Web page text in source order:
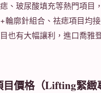
、玻尿酸填充等熱門項目
輪廓針組合、祛痣項目均
也有大幅讓利，進口喬雅
價格（Lifting緊緻